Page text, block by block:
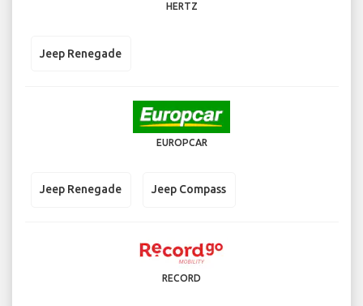
HERTZ
Jeep Renegade
EUROPCAR
Jeep Renegade Jeep Compass
RECORD